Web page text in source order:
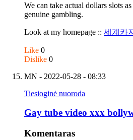
We can take actual dollars slots
genuine gambling.
Look at my homepage :: 세계카
Like 0
Dislike 0
MN - 2022-05-28 - 08:33
Tiesioginė nuoroda
Gay tube video xxx
Komentaras